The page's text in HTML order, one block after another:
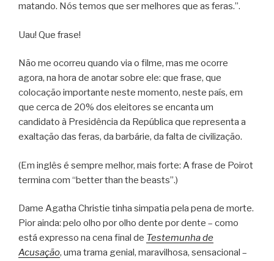
matando. Nós temos que ser melhores que as feras.”.
Uau! Que frase!
Não me ocorreu quando via o filme, mas me ocorre
agora, na hora de anotar sobre ele: que frase, que
colocação importante neste momento, neste país, em
que cerca de 20% dos eleitores se encanta um
candidato à Presidência da República que representa a
exaltação das feras, da barbárie, da falta de civilização.
(Em inglês é sempre melhor, mais forte: A frase de Poirot
termina com “better than the beasts”.)
Dame Agatha Christie tinha simpatia pela pena de morte.
Pior ainda: pelo olho por olho dente por dente – como
está expresso na cena final de Testemunha de
Acusação, uma trama genial, maravilhosa, sensacional –